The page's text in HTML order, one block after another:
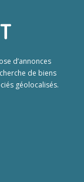
d’annonces
de biens
géolocalisés.